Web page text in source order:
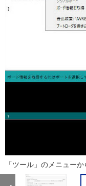
「ツール」のメニュー